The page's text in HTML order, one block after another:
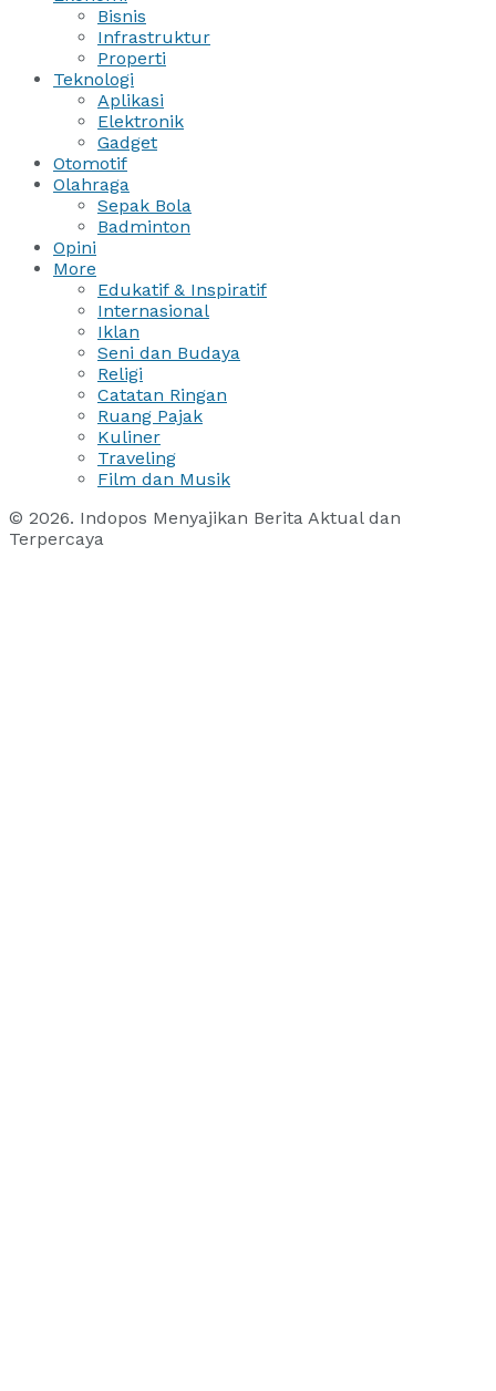
Bisnis
Infrastruktur
Properti
Teknologi
Aplikasi
Elektronik
Gadget
Otomotif
Olahraga
Sepak Bola
Badminton
Opini
More
Edukatif & Inspiratif
Internasional
Iklan
Seni dan Budaya
Religi
Catatan Ringan
Ruang Pajak
Kuliner
Traveling
Film dan Musik
© 2026. Indopos Menyajikan Berita Aktual dan
Terpercaya